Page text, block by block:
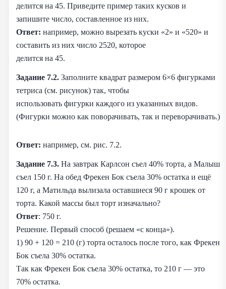
делится на 45. Приведите пример таких кусков и
запишите число, составленное из них.
Ответ: например, можно вырезать куски «2» и «520» и
составить из них число 2520, которое
делится на 45.
Задание 7.2. Заполните квадрат размером 6×6 фигурками
тетриса (см. рисунок) так, чтобы
использовать фигурки каждого из указанных видов.
(Фигурки можно как поворачивать, так и переворачивать.)
Ответ: например, см. рис. 7.2.
Задание 7.3. На завтрак Карлсон съел 40% торта, а Малыш
съел 150 г. На обед Фрекен Бок съела 30% остатка и ещё
120 г, а Матильда вылизала оставшиеся 90 г крошек от
торта. Какой массы был торт изначально?
Ответ: 750 г.
Решение. Первый способ (решаем «с конца»).
1) 90 + 120 = 210 (г) торта осталось после того, как Фрекен
Бок съела 30% остатка.
Так как Фрекен Бок съела 30% остатка, то 210 г — это
70% остатка.